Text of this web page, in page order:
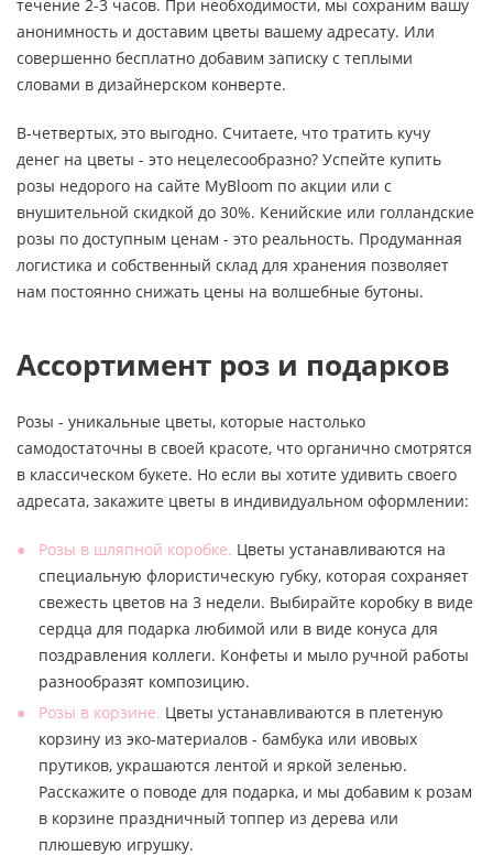
течение 2-3 часов. При необходимости, мы сохраним вашу
анонимность и доставим цветы вашему адресату. Или
совершенно бесплатно добавим записку с теплыми
словами в дизайнерском конверте.
В-четвертых, это выгодно. Считаете, что тратить кучу
денег на цветы - это нецелесообразно? Успейте купить
розы недорого на сайте MyBloom по акции или с
внушительной скидкой до 30%. Кенийские или голландские
розы по доступным ценам - это реальность. Продуманная
логистика и собственный склад для хранения позволяет
нам постоянно снижать цены на волшебные бутоны.
Ассортимент роз и подарков
Розы - уникальные цветы, которые настолько
самодостаточны в своей красоте, что органично смотрятся
в классическом букете. Но если вы хотите удивить своего
адресата, закажите цветы в индивидуальном оформлении:
Розы в шляпной коробке. Цветы устанавливаются на
специальную флористическую губку, которая сохраняет
свежесть цветов на 3 недели. Выбирайте коробку в виде
сердца для подарка любимой или в виде конуса для
поздравления коллеги. Конфеты и мыло ручной работы
разнообразят композицию.
Розы в корзине. Цветы устанавливаются в плетеную
корзину из эко-материалов - бамбука или ивовых
прутиков, украшаются лентой и яркой зеленью.
Расскажите о поводе для подарка, и мы добавим к розам
в корзине праздничный топпер из дерева или
плюшевую игрушку.